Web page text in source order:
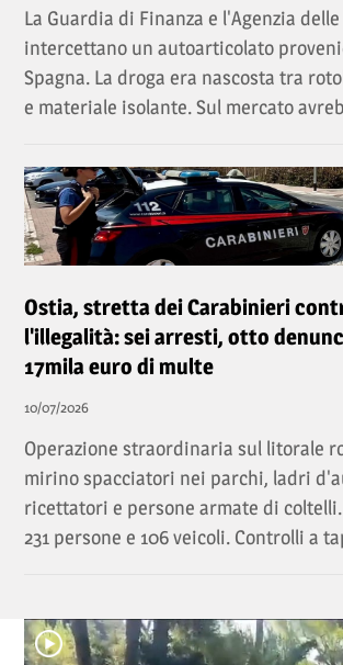
La Guardia di Finanza e l'Agenzia
intercettano un autoarticolato
Spagna. La droga era nascosta tra
e materiale isolante. Sul mercato
Ostia, stretta dei Carabinieri
l'illegalità: sei arresti, otto
17mila euro di multe
10/07/2026
Operazione straordinaria sul litorale
mirino spacciatori nei parchi, ladri
ricettatori e persone armate di
231 persone e 106 veicoli. Controlli a